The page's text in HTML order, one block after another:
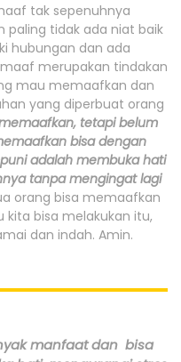
tak sepenuhnya
paling tidak ada niat baik
hubungan dan ada
merupakan tindakan
mau memaafkan dan
yang diperbuat orang
tetapi belum
bisa dengan
adalah membuka hati
tanpa mengingat lagi
orang bisa memaafkan
bisa melakukan itu,
dan indah. Amin.
manfaat dan bisa